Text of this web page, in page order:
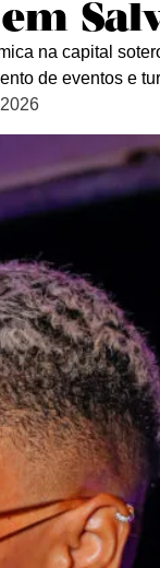
na capital
de eventos e